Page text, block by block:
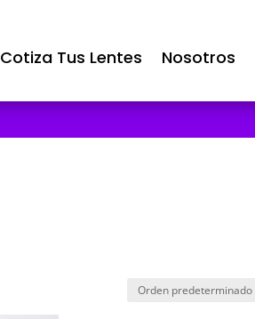
Cotiza Tus Lentes Nosotros